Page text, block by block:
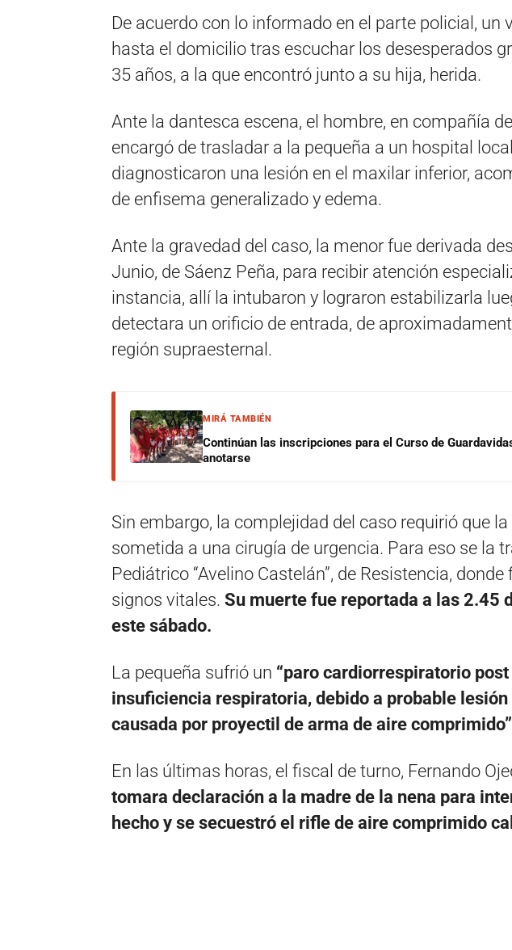
De acuerdo con lo informado en el parte policial, un
hasta el domicilio tras escuchar los desesperados
35 años, a la que encontró junto a su hija, herida.
Ante la dantesca escena, el hombre, en compañía
encargó de trasladar a la pequeña a un hospital
diagnosticaron una lesión en el maxilar inferior,
de enfisema generalizado y edema.
Ante la gravedad del caso, la menor fue derivada
Junio, de Sáenz Peña, para recibir atención
instancia, allí la intubaron y lograron estabilizarla
detectara un orificio de entrada, de
región supraesternal.
MIRÁ TAMBIÉN
Continúan las inscripciones para el Curso de
anotarse
Sin embargo, la complejidad del caso requirió que
sometida a una cirugía de urgencia. Para eso se la
Pediátrico “Avelino Castelán”, de Resistencia,
signos vitales. Su muerte fue reportada a las 2.45
este sábado.
La pequeña sufrió un “paro cardiorrespiratorio
insuficiencia respiratoria, debido a probable lesión
causada por proyectil de arma de aire
En las últimas horas, el fiscal de turno, Fernando
tomara declaración a la madre de la nena para
hecho y se secuestró el rifle de aire comprimido